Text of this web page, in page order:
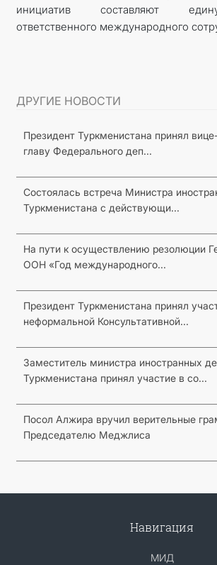
инициатив составляют
ответственного международного
ДРУГИЕ НОВОСТИ
Президент Туркменистана принял
главу Федерального деп...
Состоялась встреча Министра
Туркменистана с действующи...
На пути к осуществлению резолюции
ООН «Год международного...
Президент Туркменистана принял
неформальной Консультативной...
Заместитель министра иностранных
Туркменистана принял участие в со...
Посол Алжира вручил верительные
Председателю Меджлиса
Навигация
МИД